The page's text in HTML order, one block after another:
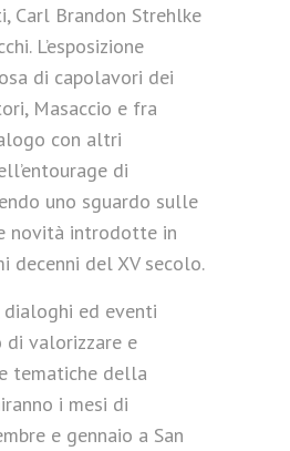
Carl Brandon Strehlke
L’esposizione
di capolavori dei
Masaccio e fra
con altri
di
uno sguardo sulle
novità introdotte in
decenni del XV secolo.
ed eventi
di valorizzare e
tematiche della
i mesi di
e gennaio a San